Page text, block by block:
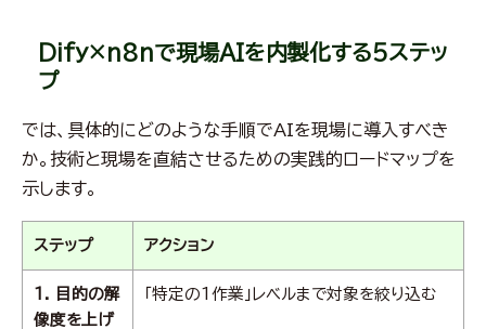
Dify×n8nで現場AIを内製化する5ステッ
プ
では、具体的にどのような手順でAIを現場に導入すべき
か。技術と現場を直結させるための実践的ロードマップを
示します。
ステップ アクション
1. 目的の解
像度を上げ
「特定の1作業」レベルまで対象を絞り込む